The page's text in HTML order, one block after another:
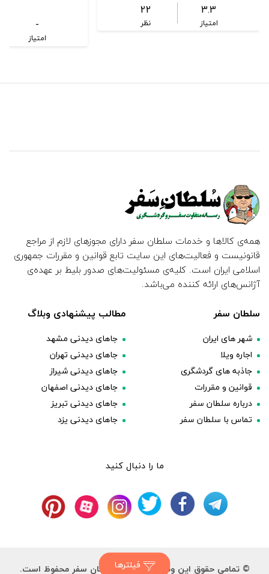
3.3
امتیاز
22
نظر -
امتیاز
همه‌ی کالاها و خدمات سلطان سفر دارای مجوزهای لازم از مراجع
قانونیست و فعالیت‌های این سایت تابع قوانین و مقررات جمهوری
اسلامی ایران است. کلیه‌ی مسئولیت‌های صدور بلیط بر عهده‌ی
آژانس‌های ارائه کننده می‌باشد.
سلطان سفر
شهر های ایران
اجاره ویلا
جاذبه های گردشگری
قوانین و مقررات
درباره سلطان سفر
تماس با سلطان سفر
مطالب پیشنهادی وبلاگ
جاهای دیدنی مشهد
جاهای دیدنی تهران
جاهای دیدنی شیراز
جاهای دیدنی اصفهان
جاهای دیدنی تبریز
جاهای دیدنی یزد
ما را دنبال کنید
© تمامی حقوق این وب سایت برای سلطان سفر محفوظ است.